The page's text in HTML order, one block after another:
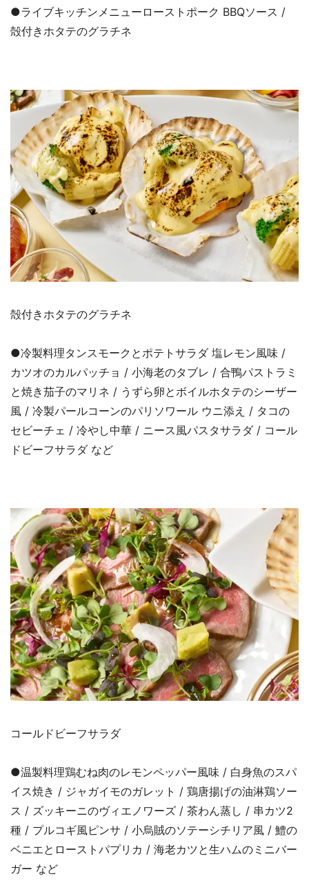
●ライブキッチンメニューローストポーク BBQソース /
殻付きホタテのグラチネ
殻付きホタテのグラチネ
●冷製料理タンスモークとポテトサラダ 塩レモン風味 /
カツオのカルパッチョ / 小海老のタブレ / 合鴨パストラミ
と焼き茄子のマリネ / うずら卵とボイルホタテのシーザー
風 / 冷製パールコーンのパリソワール ウニ添え / タコの
セビーチェ / 冷やし中華 / ニース風パスタサラダ / コール
ドビーフサラダ など
コールドビーフサラダ
●温製料理鶏むね肉のレモンペッパー風味 / 白身魚のスパ
イス焼き / ジャガイモのガレット / 鶏唐揚げの油淋鶏ソー
ス / ズッキーニのヴィエノワーズ / 茶わん蒸し / 串カツ2
種 / プルコギ風ピンサ / 小烏賊のソテーシチリア風 / 鱧の
ベニエとローストパプリカ / 海老カツと生ハムのミニバー
ガー など